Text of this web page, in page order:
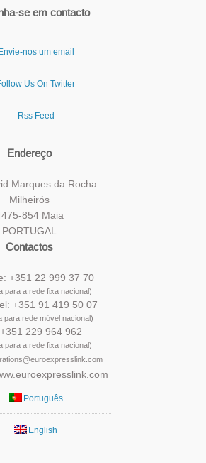
se em contacto
Envie-nos um email
Us On Twitter
Rss Feed
Endereço
Marques da Rocha
Milheirós
854 Maia
PORTUGAL
Contactos
+351 22 999 37 70
para a rede fixa nacional)
+351 91 419 50 07
para rede móvel nacional)
229 964 962
para a rede fixa nacional)
Português
English